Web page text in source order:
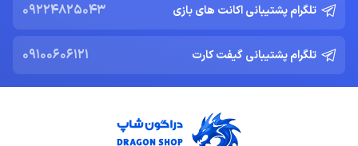
تلگرام پشتیبانی اکانت های بازی 09224825043
تلگرام پشتیبانی گیفت کارت 09100606121